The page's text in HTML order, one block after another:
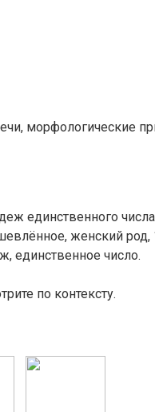
морфологические
единственного
женский род,
единственное число.
по контексту.